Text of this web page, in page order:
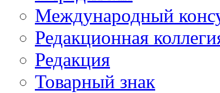
Международный
Редакционная
Редакция
Товарный знак